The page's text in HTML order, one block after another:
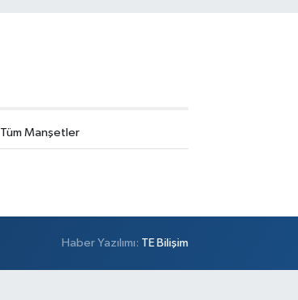
Tüm Manşetler
Haber Yazılımı: TE Bilişim